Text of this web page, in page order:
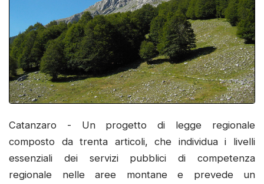
Catanzaro - Un progetto di legge regionale
composto da trenta articoli, che individua i livelli
essenziali dei servizi pubblici di competenza
regionale nelle aree montane e prevede un